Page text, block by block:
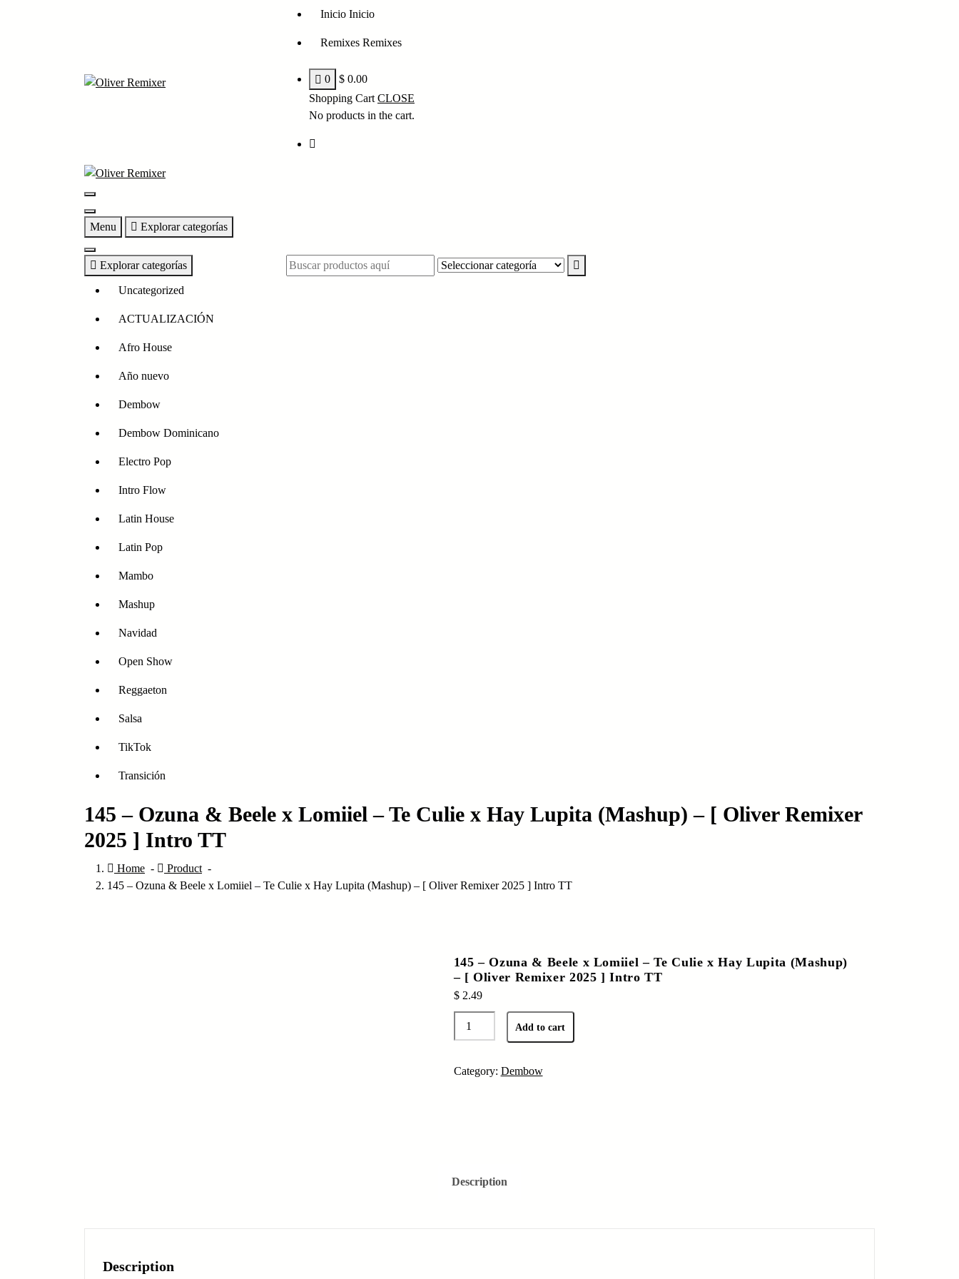
Inicio Inicio
Remixes Remixes
0 $ 0.00
Shopping Cart CLOSE
No products in the cart.
Menu Explorar categorías
Explorar categorías
Uncategorized
ACTUALIZACIÓN
Afro House
Año nuevo
Dembow
Dembow Dominicano
Electro Pop
Intro Flow
Latin House
Latin Pop
Mambo
Mashup
Navidad
Open Show
Reggaeton
Salsa
TikTok
Transición
145 – Ozuna & Beele x Lomiiel – Te Culie x Hay Lupita (Mashup) – [ Oliver Remixer
2025 ] Intro TT
Home - Product -
145 – Ozuna & Beele x Lomiiel – Te Culie x Hay Lupita (Mashup) – [ Oliver Remixer 2025 ] Intro TT
145 – Ozuna & Beele x Lomiiel – Te Culie x Hay Lupita (Mashup)
– [ Oliver Remixer 2025 ] Intro TT
$2.49
&
Add to cart
Category: Dembow
Description
Description